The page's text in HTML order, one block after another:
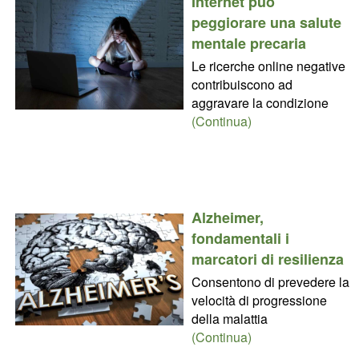
peggiorare una salute
mentale precaria
Le ricerche online negative
contribuiscono ad
aggravare la condizione
(Continua)
Alzheimer,
fondamentali i
marcatori di resilienza
Consentono di prevedere la
velocità di progressione
della malattia
(Continua)